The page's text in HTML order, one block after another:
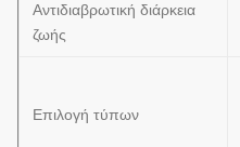
Αντιδιαβρωτική διάρκεια
ζωής
Επιλογή τύπων